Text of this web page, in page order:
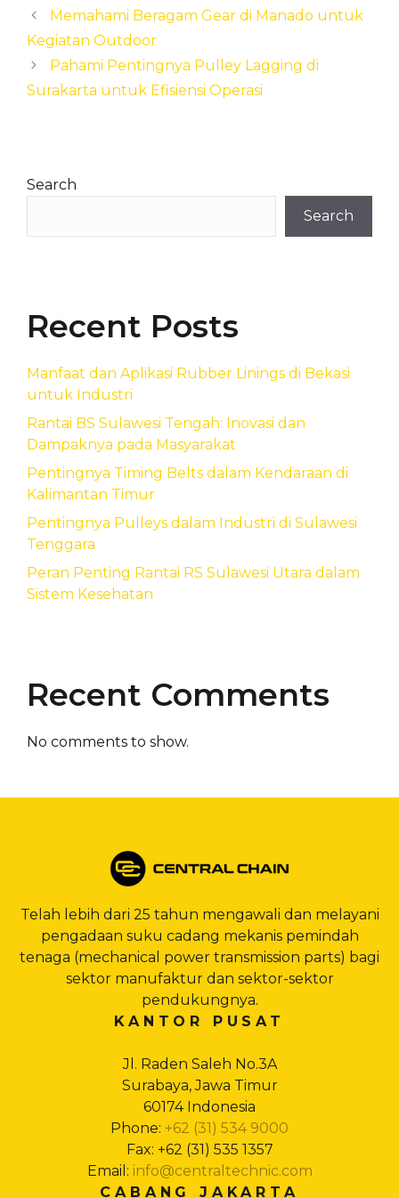
Memahami Beragam Gear di Manado untuk
Kegiatan Outdoor
Pahami Pentingnya Pulley Lagging di
Surakarta untuk Efisiensi Operasi
Search
Search
Recent Posts
Manfaat dan Aplikasi Rubber Linings di Bekasi
untuk Industri
Rantai BS Sulawesi Tengah: Inovasi dan
Dampaknya pada Masyarakat
Pentingnya Timing Belts dalam Kendaraan di
Kalimantan Timur
Pentingnya Pulleys dalam Industri di Sulawesi
Tenggara
Peran Penting Rantai RS Sulawesi Utara dalam
Sistem Kesehatan
Recent Comments
No comments to show.
Telah lebih dari 25 tahun mengawali dan melayani
pengadaan suku cadang mekanis pemindah
tenaga (mechanical power transmission parts) bagi
sektor manufaktur dan sektor-sektor
pendukungnya.
KANTOR PUSAT
Jl. Raden Saleh No.3A
Surabaya, Jawa Timur
60174 Indonesia
Phone: +62 (31) 534 9000
Fax: +62 (31) 535 1357
Email: info@centraltechnic.com
CABANG JAKARTA